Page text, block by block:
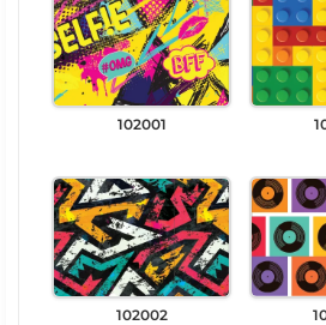
102001
102002